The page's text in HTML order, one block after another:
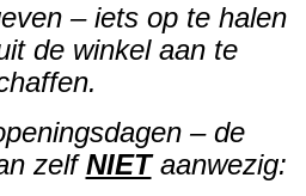
– iets op te halen
de winkel aan te
– de
zelfNIETaanwezig: